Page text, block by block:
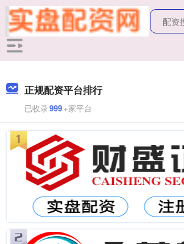
正规配资平台排行
已收录999+家平台